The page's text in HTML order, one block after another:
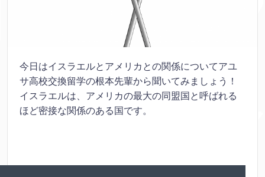
今日はイスラエルとアメリカとの関係についてアユ
サ高校交換留学の根本先輩から聞いてみましょう！
イスラエルは、アメリカの最大の同盟国と呼ばれる
ほど密接な関係のある国です。